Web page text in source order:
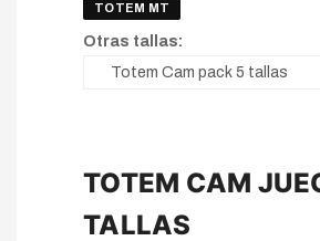
TOTEM MT
Otras tallas:
TOTEM CAM
TALLAS